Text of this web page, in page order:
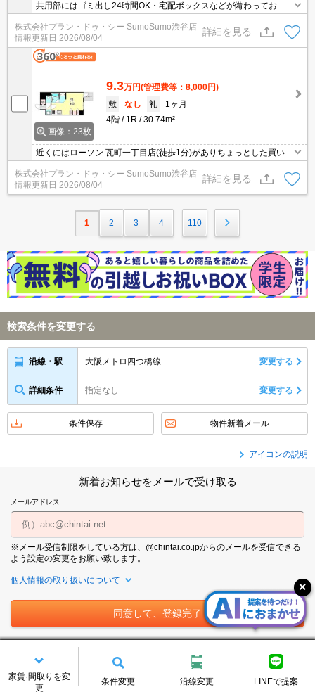
共用部にはゴミ出し24時間OK・宅配ボックスなどが備わっており
とても充実しています。室内設備は洗面所独立・浴室乾燥機など豊
富に揃っており、過ごしやすいお部屋になっております。セキュリ
ティ面は、TVインターホン・オートロックなど充実しているので、
防犯対策もばっちりです。BS・CSは様々な番組が視聴でき、娯楽
も充実します。
株式会社プラン・ドゥ・シー SumoSumo渋谷店
情報更新日 2026/08/04
詳細を見る
画像：23枚
9.3万円(管理費等：8,000円)
敷
なし 礼
1ヶ月
4階
1R 30.74m²
近くにはローソン 瓦町一丁目店(徒歩1分)がありちょっとした買い物
に便利です。収納はシューズボックス・クロゼットなど豊富なの
で、衣類や履き物の整理がしやすく便利です。快適な暮らしを送る
ためのエアコンが設置されている物件となっています。
株式会社プラン・ドゥ・シー SumoSumo渋谷店
情報更新日 2026/08/04
詳細を見る
1 2 3 4 110
家賃·間取りを変
更
条件変更 沿線変更 LINEで提案
検索条件を変更する
沿線・駅 大阪メトロ四つ橋線 変更する
詳細条件 指定なし 変更する
条件保存 物件新着メール
アイコンの説明
新着お知らせをメールで受け取る
メールアドレス
※メール受信制限をしている方は、@chintai.co.jpからのメールを受信できる
よう設定の変更をお願い致します。
個人情報の取り扱いについて
大阪メトロ四つ橋線周辺の賃貸物件をテーマ・特集・間取りから探
すべての特集を見る